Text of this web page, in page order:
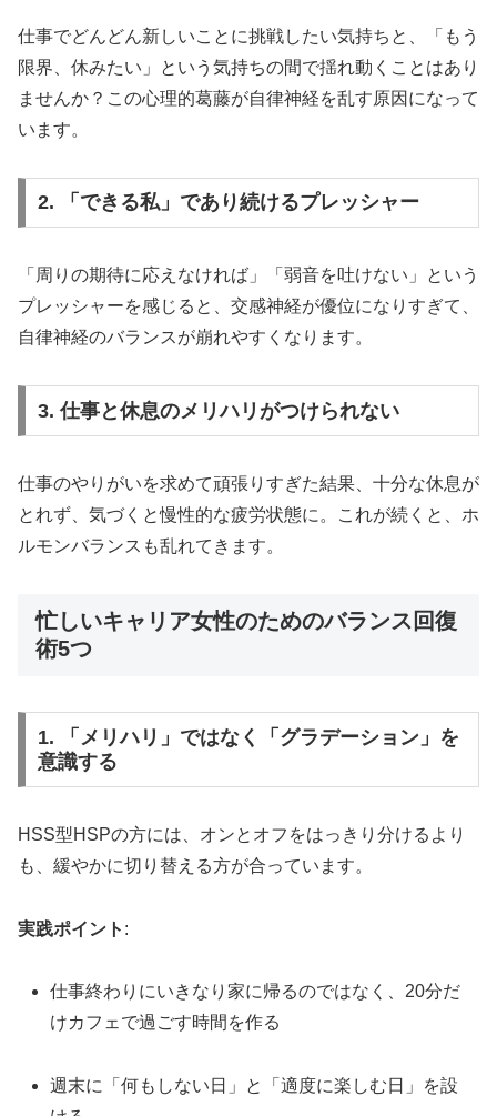
仕事でどんどん新しいことに挑戦したい気持ちと、「もう
限界、休みたい」という気持ちの間で揺れ動くことはあり
ませんか？この心理的葛藤が自律神経を乱す原因になって
います。
2. 「できる私」であり続けるプレッシャー
「周りの期待に応えなければ」「弱音を吐けない」という
プレッシャーを感じると、交感神経が優位になりすぎて、
自律神経のバランスが崩れやすくなります。
3. 仕事と休息のメリハリがつけられない
仕事のやりがいを求めて頑張りすぎた結果、十分な休息が
とれず、気づくと慢性的な疲労状態に。これが続くと、ホ
ルモンバランスも乱れてきます。
忙しいキャリア女性のためのバランス回復
術5つ
1. 「メリハリ」ではなく「グラデーション」を
意識する
HSS型HSPの方には、オンとオフをはっきり分けるより
も、緩やかに切り替える方が合っています。
実践ポイント :
仕事終わりにいきなり家に帰るのではなく、20分だ
けカフェで過ごす時間を作る
週末に「何もしない日」と「適度に楽しむ日」を設